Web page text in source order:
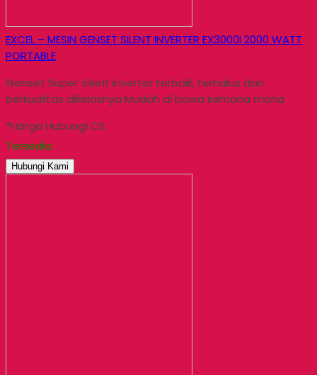
EXCEL – MESIN GENSET SILENT INVERTER EX3000I 2000 WATT
PORTABLE
Genset Super silent inverter terbaik, terhalus dan
berkualitas dikelasnya Mudah di bawa kemana mana .
*Harga Hubungi CS
Tersedia
Hubungi Kami